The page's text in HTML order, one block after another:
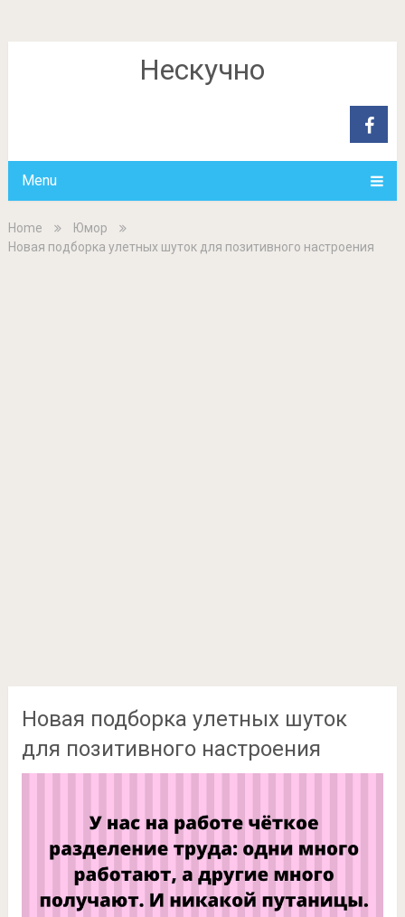
Нескучно
Menu
Home
Юмор
Новая подборка улетных шуток для позитивного настроения
Новая подборка улетных шуток
для позитивного настроения